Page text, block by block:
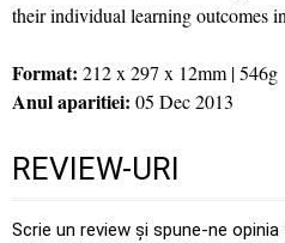
their individual learning outcomes
Format: 212 x 297 x 12mm | 546g
Anul aparitiei: 05 Dec 2013
REVIEW-URI
Scrie un review și spune-ne opinia